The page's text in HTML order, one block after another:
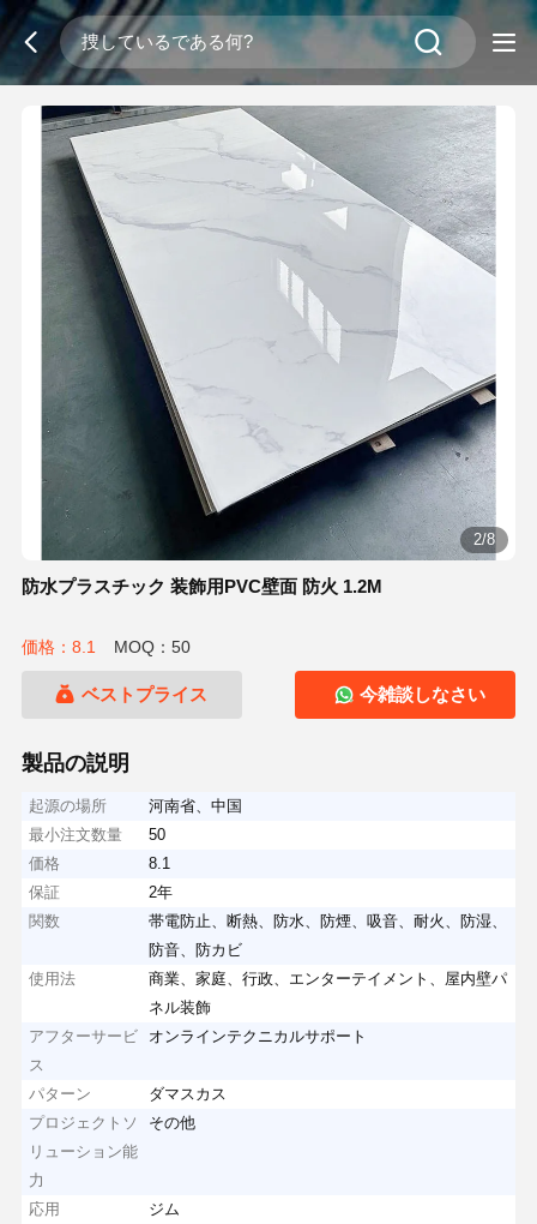
3/8
防水プラスチック 装飾用PVC壁面 防火 1.2M
価格：8.1 MOQ：50
ベストプライス 今雑談しなさい
製品の説明
起源の場所
河南省、中国
最小注文数量
50
価格
8.1
保証
2年
関数
帯電防止、断熱、防水、防煙、吸音、耐火、防湿、
防音、防カビ
使用法
商業、家庭、行政、エンターテイメント、屋内壁パ
ネル装飾
アフターサービ
ス
オンラインテクニカルサポート
パターン
ダマスカス
プロジェクトソ
リューション能
力
その他
応用
ジム